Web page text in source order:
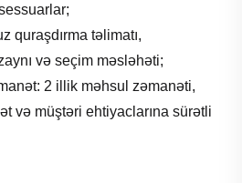
quraşdırma təlimatı,
və seçim məsləhəti;
2 illik məhsul zəmanəti,
və müştəri ehtiyaclarına sürətli